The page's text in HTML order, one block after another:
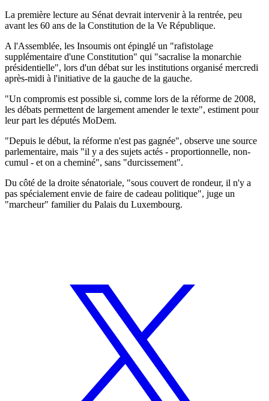
La première lecture au Sénat devrait intervenir à la rentrée, peu
avant les 60 ans de la Constitution de la Ve République.
A l'Assemblée, les Insoumis ont épinglé un "rafistolage
supplémentaire d'une Constitution" qui "sacralise la monarchie
présidentielle", lors d'un débat sur les institutions organisé mercredi
après-midi à l'initiative de la gauche de la gauche.
"Un compromis est possible si, comme lors de la réforme de 2008,
les débats permettent de largement amender le texte", estiment pour
leur part les députés MoDem.
"Depuis le début, la réforme n'est pas gagnée", observe une source
parlementaire, mais "il y a des sujets actés - proportionnelle, non-
cumul - et on a cheminé", sans "durcissement".
Du côté de la droite sénatoriale, "sous couvert de rondeur, il n'y a
pas spécialement envie de faire de cadeau politique", juge un
"marcheur" familier du Palais du Luxembourg.